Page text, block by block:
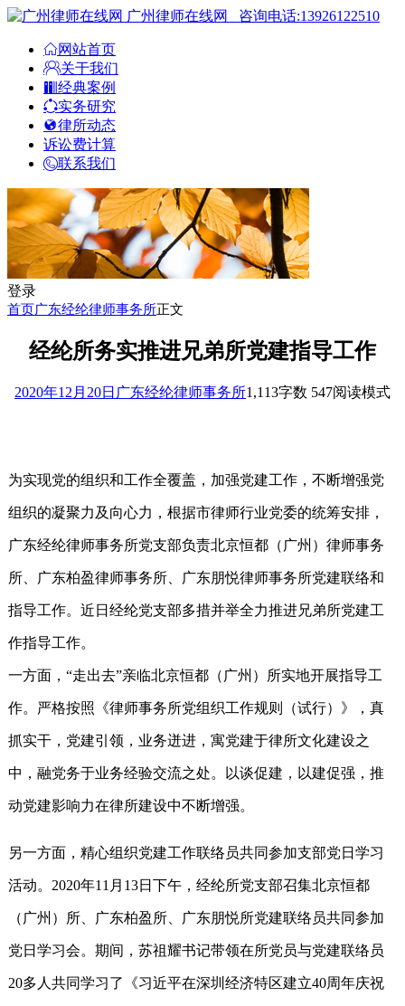
广州律师在线网 咨询电话:13926122510
网站首页
关于我们
经典案例
实务研究
律所动态
诉讼费计算
联系我们
登录
首页广东经纶律师事务所正文
经纶所务实推进兄弟所党建指导工作
2020年12月20日 广东经纶律师事务所1,113字数 547阅读模式
为实现党的组织和工作全覆盖，加强党建工作，不断增强党
组织的凝聚力及向心力，根据市律师行业党委的统筹安排，
广东经纶律师事务所党支部负责北京恒都（广州）律师事务
所、广东柏盈律师事务所、广东朋悦律师事务所党建联络和
指导工作。近日经纶党支部多措并举全力推进兄弟所党建工
作指导工作。
一方面，“走出去”亲临北京恒都（广州）所实地开展指导工
作。严格按照《律师事务所党组织工作规则（试行）》，真
抓实干，党建引领，业务迸进，寓党建于律所文化建设之
中，融党务于业务经验交流之处。以谈促建，以建促强，推
动党建影响力在律所建设中不断增强。
另一方面，精心组织党建工作联络员共同参加支部党日学习
活动。2020年11月13日下午，经纶所党支部召集北京恒都
（广州）所、广东柏盈所、广东朋悦所党建联络员共同参加
党日学习会。期间，苏祖耀书记带领在所党员与党建联络员
20多人共同学习了《习近平在深圳经济特区建立40周年庆祝